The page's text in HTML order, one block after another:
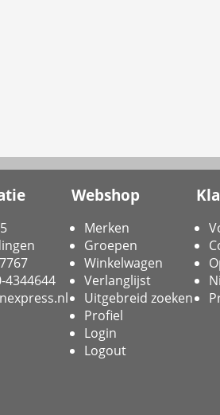
4344644
Webshop
Merken
Groepen
Winkelwagen
Verlanglijst
Uitgebreid zoeken
Profiel
Login
Logout